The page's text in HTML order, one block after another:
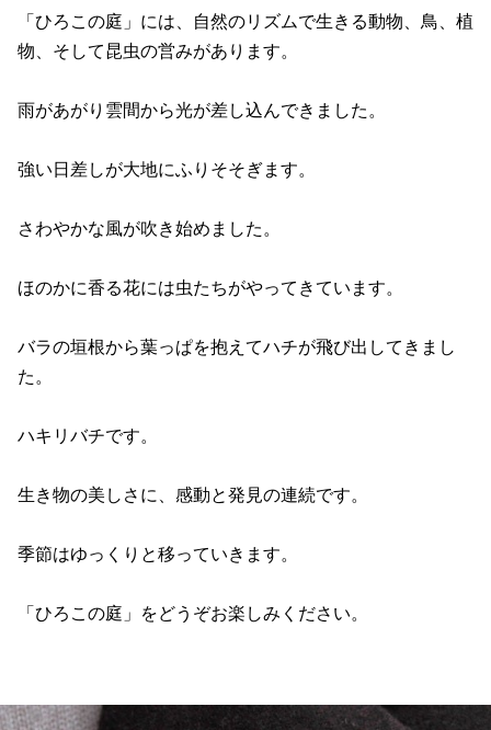
「ひろこの庭」には、自然のリズムで生きる動物、鳥、植
物、 そして昆虫の営みがあります。
雨があがり雲間から光が差し込んできました。
強い日差しが大地にふりそそぎます。
さわやかな風が吹き始めました。
ほのかに香る花には虫たちがやってきています。
バラの垣根から葉っぱを抱えてハチが飛び出してきまし
た。
ハキリバチです。
生き物の美しさに、感動と発見の連続です。
季節はゆっくりと移っていきます。
「ひろこの庭」をどうぞお楽しみください。